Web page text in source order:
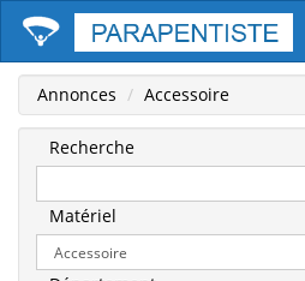
Annonces Accessoire
Recherche
Matériel